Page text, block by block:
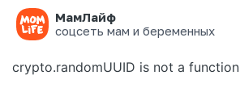
МамЛайф
соцсеть мам и беременных
Ошибка на странице
crypto.randomUUID is not a function